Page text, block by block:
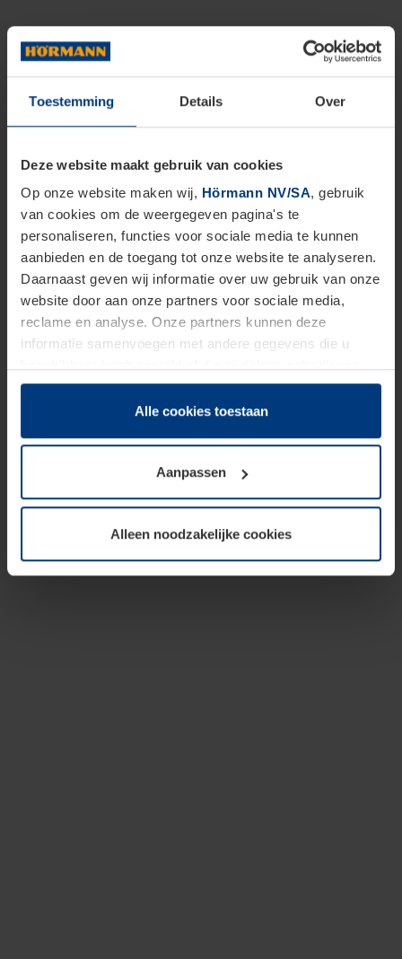
Toestemming Details Over
Deze website maakt gebruik van cookies
Op onze website maken wij, Hörmann NV/SA, gebruik
van cookies om de weergegeven pagina's te
personaliseren, functies voor sociale media te kunnen
aanbieden en de toegang tot onze website te analyseren.
Daarnaast geven wij informatie over uw gebruik van onze
website door aan onze partners voor sociale media,
reclame en analyse. Onze partners kunnen deze
informatie samenvoegen met andere gegevens die u
hun diensten hebben verzameld.
Juridisch hebben wij het recht om cookies op uw
van deze pagina's absoluut vereist is. Voor alle andere
soorten cookies is uw toestemming benodigd. Uw
toestemming kunt u op elk moment bij de uitleg van de
wijzigen of herroepen.
Alle cookies toestaan
Aanpassen
Alleen noodzakelijke cookies